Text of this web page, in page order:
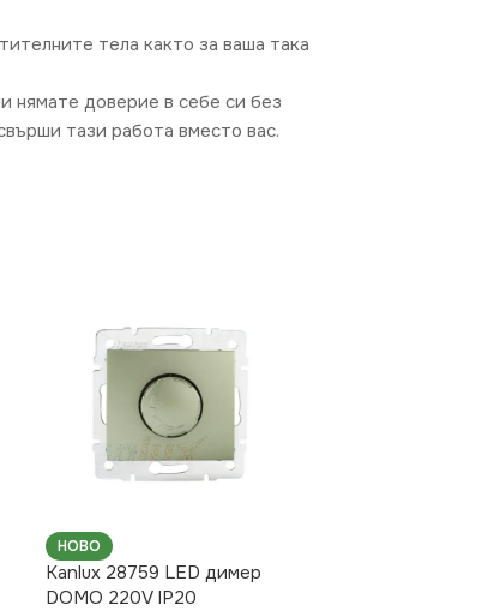
тела както за ваша така
нямате доверие в себе си без
тази работа вместо вас.
НОВО
Kanlux 28759 LED димер
DOMO 220V IP20